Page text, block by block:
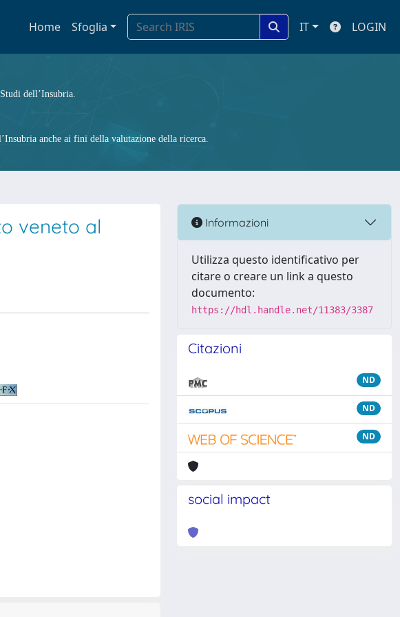
Home Sfoglia IT LOGIN
dell’Insubria.
anche ai fini della valutazione della ricerca.
veneto al
Informazioni
Utilizza questo identificativo per
citare o creare un link a questo
documento:
https://hdl.handle.net/11383/3387
Citazioni
ND
ND
ND
social impact